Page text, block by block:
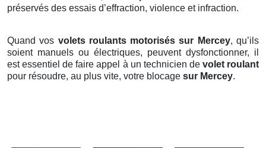
préservés des essais d’effraction, violence et infraction.
Quand vos volets roulants motorisés sur Mercey, qu’ils
soient manuels ou électriques, peuvent dysfonctionner, il
est essentiel de faire appel à un technicien de volet roulant
pour résoudre, au plus vite, votre blocage sur Mercey.